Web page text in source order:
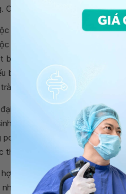
thể như sau:
nhóm 1: Không cần phải cắt
nhóm 2: Trong trường hợp số
polyp thông qua quá trình
bệnh nhân có hàng trăm
tràng đạt 5mm trở lên, bác sĩ
thiết để kiểm tra xem có
nhỏ hơn và không gây ra
theo dõi định kỳ bằng cách sử
đặc biệt, mặc dù kích thước
như khối u ác tính, bác sĩ có